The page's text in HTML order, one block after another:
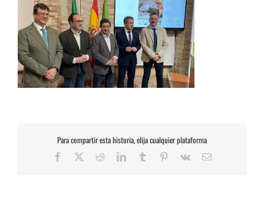
Para compartir esta historia, elija cualquier plataforma
Facebook RedditLinkedInTumblr Pinterest
Vk
Correo